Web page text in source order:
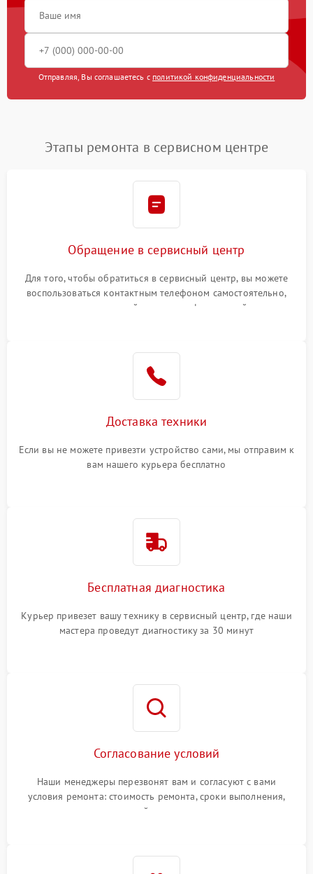
Отправляя, Вы соглашаетесь с политикой конфиденциальности
Этапы ремонта в сервисном центре
Обращение в сервисный центр
Для того, чтобы обратиться в сервисный центр, вы можете
воспользоваться контактным телефоном самостоятельно,
или оставить свой номер телефона на сайте
Доставка техники
Если вы не можете привезти устройство сами, мы отправим к
вам нашего курьера бесплатно
Бесплатная диагностика
Курьер привезет вашу технику в сервисный центр, где наши
мастера проведут диагностику за 30 минут
Согласование условий
Наши менеджеры перезвонят вам и согласуют с вами
условия ремонта: стоимость ремонта, сроки выполнения,
гарантийные условия